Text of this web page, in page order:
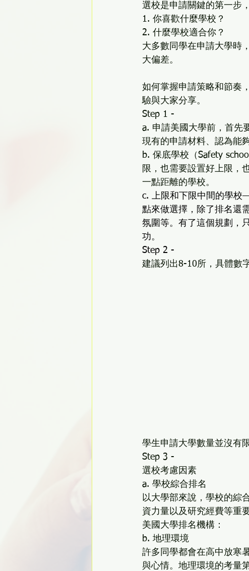
選校是申請關鍵的第一步
1. 你喜歡什麼學校？
2. 什麼學校適合你？
大多數同學在申請大學時
大偏差。
如何掌握申請策略和節奏
驗與大家分享。
Step 1 -
a. 申請美國大學前，首先
現有的申請材料、認為能
b. 保底學校（Safety
限，也需要設置好上限，
一點距離的學校。
c. 上限和下限中間的學校
點來做選擇，除了排名還
氛圍等。有了這個規劃，
功。
Step 2 -
建議列出8-10所，具體數
學生申請大學數量並沒有
Step 3 -
選校考慮因素
a. 學校綜合排名
以大學部來說，學校的綜
資力量以及研究經費等重
美國大學排名機構：
b. 地理環境
許多同學都會在高中放寒
與心情。地理環境的考量